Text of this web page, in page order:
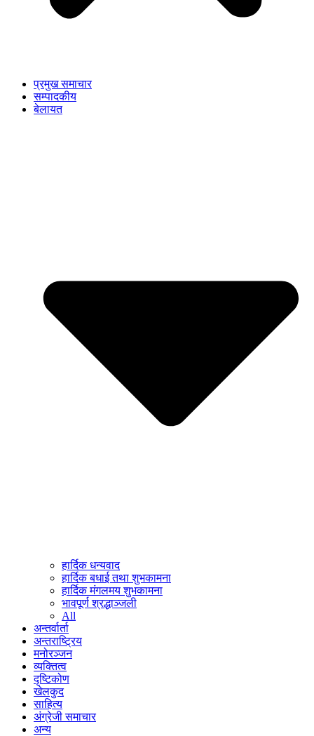
प्रमुख समाचार
सम्पादकीय
बेलायत
हार्दिक धन्यवाद
हार्दिक बधाई तथा शुभकामना
हार्दिक मंगलमय शुभकामना
भावपूर्ण श्रद्धाञ्जली
All
अन्तर्वार्ता
अन्तराष्ट्रिय
मनोरञ्जन
व्यक्तित्व
दृष्टिकोण
खेलकुद
साहित्य
अंग्रेजी समाचार
अन्य